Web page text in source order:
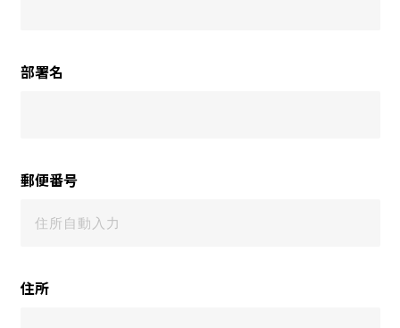
部署名
郵便番号
住所